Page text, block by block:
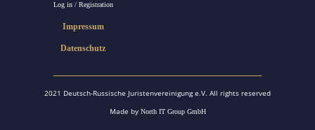
Log in / Registration
Impressum
Datenschutz
2021 Deutsch-Russische Juristenvereinigung e.V. All rights reserved
Made by North IT Group GmbH